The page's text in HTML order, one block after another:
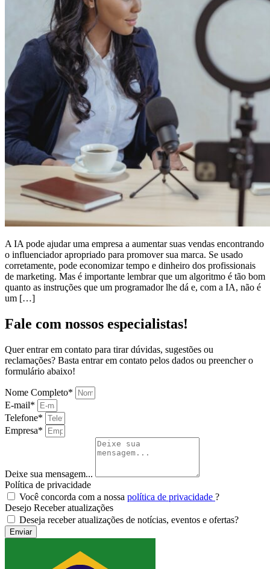
A IA pode ajudar uma empresa a aumentar suas vendas encontrando
o influenciador apropriado para promover sua marca. Se usado
corretamente, pode economizar tempo e dinheiro dos profissionais
de marketing. Mas é importante lembrar que um algoritmo é tão bom
quanto as instruções que um programador lhe dá e, com a IA, não é
um […]
Fale com nossos especialistas!
Quer entrar em contato para tirar dúvidas, sugestões ou
reclamações? Basta entrar em contato pelos dados ou preencher o
formulário abaixo!
Nome Completo*
E-mail*
Telefone*
Empresa*
Deixe sua mensagem...
Política de privacidade
Você concorda com a nossa política de privacidade ?
Desejo Receber atualizações
Deseja receber atualizações de notícias, eventos e ofertas?
Enviar